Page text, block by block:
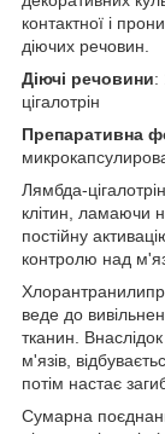
контактної і
діючих речовин.
Діючі речовини:
цігалотрін
Препаративна
Лямбда-
клітин, ламаючи
постійну
контролю над
веде до
тканин.
м'язів,
потім настає
Сумарна